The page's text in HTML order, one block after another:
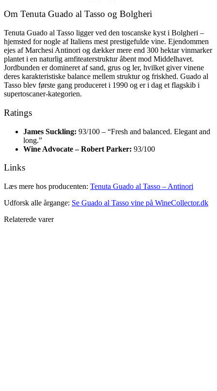
Om Tenuta Guado al Tasso og Bolgheri
Tenuta Guado al Tasso ligger ved den toscanske kyst i Bolgheri –
hjemsted for nogle af Italiens mest prestigefulde vine. Ejendommen
ejes af Marchesi Antinori og dækker mere end 300 hektar vinmarker
plantet i en naturlig amfiteaterstruktur åbent mod Middelhavet.
Jordbunden er domineret af sand, grus og ler, hvilket giver vinene
deres karakteristiske balance mellem struktur og friskhed. Guado al
Tasso blev første gang produceret i 1990 og er i dag et flagskib i
supertoscaner-kategorien.
Ratings
James Suckling: 93/100 – “Fresh and balanced. Elegant and
long.”
Wine Advocate – Robert Parker: 93/100
Links
Læs mere hos producenten: Tenuta Guado al Tasso – Antinori
Udforsk alle årgange: Se Guado al Tasso vine på WineCollector.dk
Relaterede varer